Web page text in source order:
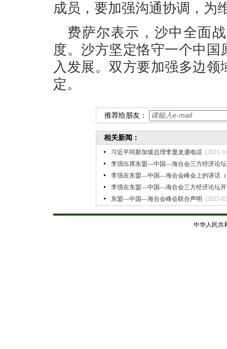
成员，要加强沟通协调，为
费萨尔表示，沙中全面
度。沙方坚定恪守一个中
入发展。双方要加强多边
定。
推荐给朋友：
相关新闻：
习近平同新加坡总理李显龙通电话 (2021-
李强出席东盟—中国—海合会三方经济论
李强在东盟—中国—海合会峰会上的讲话
李强在东盟—中国—海合会三方经济论坛
东盟—中国—海合会峰会联合声明 (2025-
中华人民共